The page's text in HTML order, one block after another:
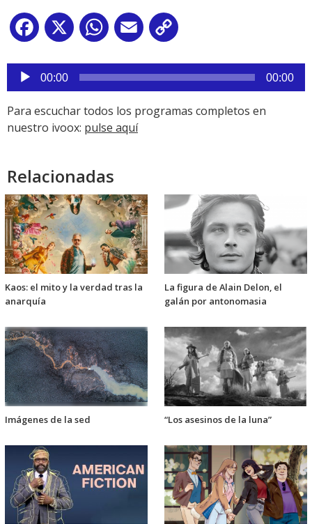
Facebook
X WhatsApp
Email
Reproductor
audio
00:00 00:00
Para escuchar todos los programas completos en
nuestro ivoox: pulse aquí
Relacionadas
Kaos: el mito y la verdad tras la
anarquía
La figura de Alain Delon, el
galán por antonomasia
Imágenes de la sed “Los asesinos de la luna”